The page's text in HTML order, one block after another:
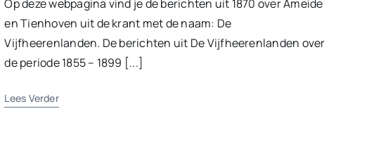
Op deze webpagina vind je de berichten uit 1870 over Ameide
en Tienhoven uit de krant met de naam: De
Vijfheerenlanden. De berichten uit De Vijfheerenlanden over
de periode 1855 – 1899 [...]
Lees Verder